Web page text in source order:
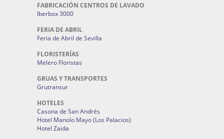
FABRICACIÓN CENTROS DE LAVADO
Iberbox 3000
FERIA DE ABRIL
Feria de Abril de Sevilla
FLORISTERÍAS
Melero Floristas
GRUAS Y TRANSPORTES
Grutransur
HOTELES
Casona de San Andrés
Hotel Manolo Mayo (Los Palacios)
Hotel Zaida